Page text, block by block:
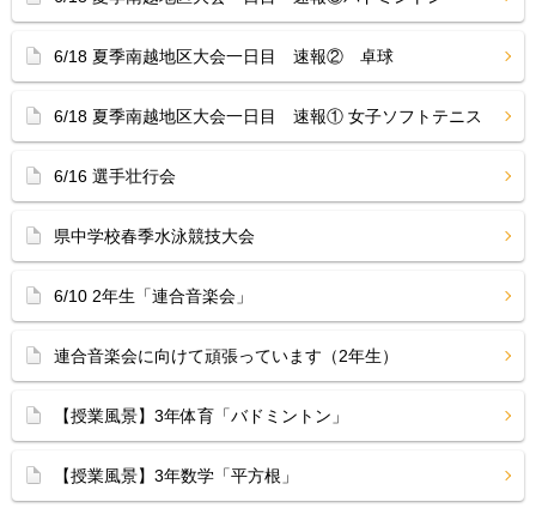
6/18 夏季南越地区大会一日目 速報② 卓球
6/18 夏季南越地区大会一日目 速報① 女子ソフトテニス
6/16 選手壮行会
県中学校春季水泳競技大会
6/10 2年生「連合音楽会」
連合音楽会に向けて頑張っています（2年生）
【授業風景】3年体育「バドミントン」
【授業風景】3年数学「平方根」